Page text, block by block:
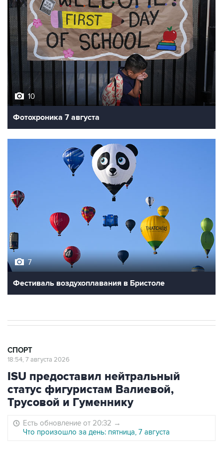
10
Фотохроника 7 августа
7
Фестиваль воздухоплавания в Бристоле
СПОРТ
18:54, 7 августа 2026
ISU предоставил нейтральный
статус фигуристам Валиевой,
Трусовой и Гуменнику
Есть обновление от 20:32 →
Что произошло за день: пятница, 7 августа